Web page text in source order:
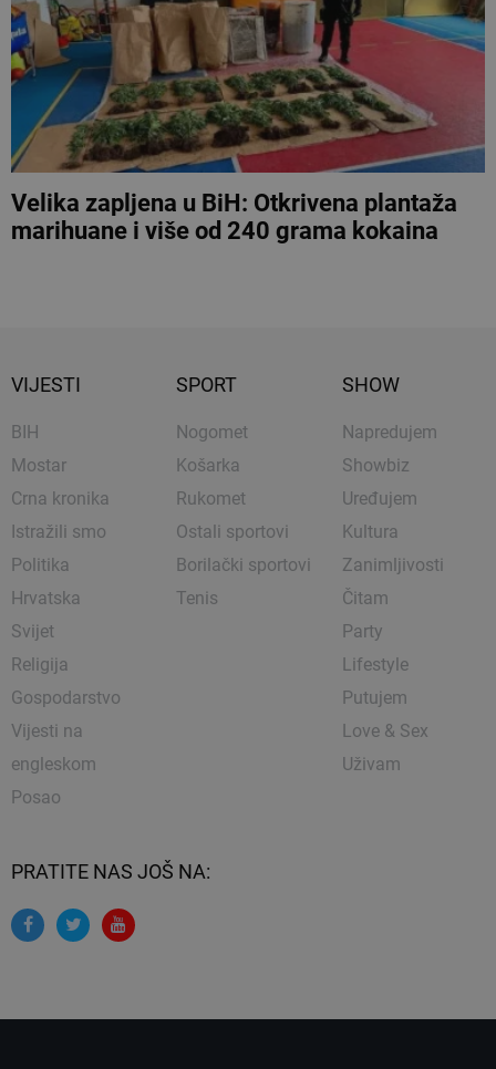
Velika zapljena u BiH: Otkrivena plantaža
marihuane i više od 240 grama kokaina
VIJESTI
BIH
Mostar
Crna kronika
Istražili smo
Politika
Hrvatska
Svijet
Religija
Gospodarstvo
Vijesti na
engleskom
Posao
SPORT
Nogomet
Košarka
Rukomet
Ostali sportovi
Borilački sportovi
Tenis
SHOW
Napredujem
Showbiz
Uređujem
Kultura
Zanimljivosti
Čitam
Party
Lifestyle
Putujem
Love & Sex
Uživam
PRATITE NAS JOŠ NA: